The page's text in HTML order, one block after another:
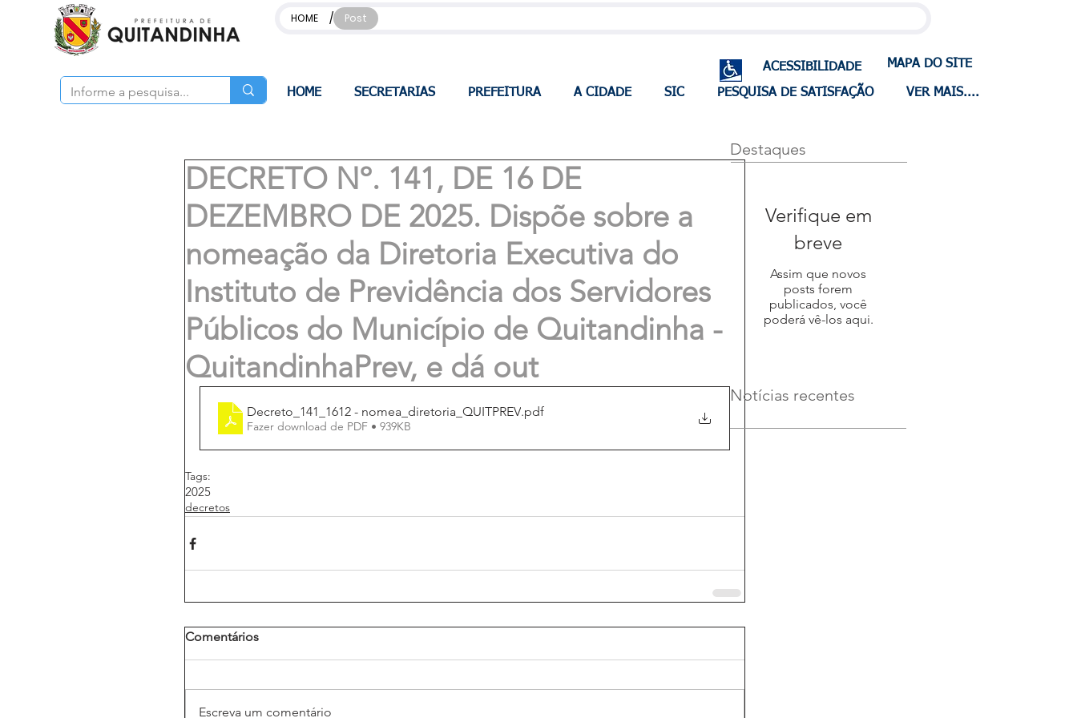
HOME / Post
ACESSIBILIDADE MAPA DO SITE
HOME SECRETARIAS PREFEITURA A CIDADE SIC PESQUISA DE SATISFAÇÃO VER MAIS....
DECRETO Nº. 141, DE 16 DE
DEZEMBRO DE 2025. Dispõe sobre a
nomeação da Diretoria Executiva do
Instituto de Previdência dos Servidores
Públicos do Município de Quitandinha -
QuitandinhaPrev, e dá out
Decreto_141_1612 - nomea_diretoria_QUITPREV.pdf
Fazer download de PDF • 939KB
Tags:
2025
decretos
Comentários
Escreva um comentário
Destaques
Verifique em
breve
Assim que novos
posts forem
publicados, você
poderá vê-los aqui.
Notícias recentes